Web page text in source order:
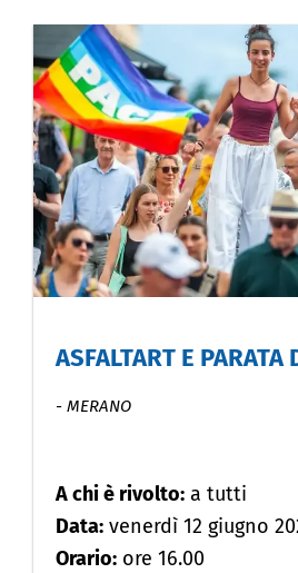
ASFALTART E PARATA
- MERANO
A chi è rivolto: a tutti
Data: venerdì 12 giugno
Orario: ore 16.00